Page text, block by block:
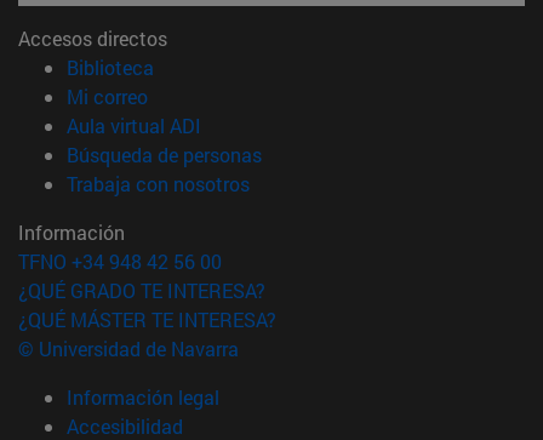
Accesos directos
Biblioteca
Mi correo(abre en nueva ventana)
Aula virtual ADI
Búsqueda de personas(abre en nueva ventana)
Trabaja con nosotros(abre en nueva ventana)
Información
TFNO +34 948 42 56 00
¿QUÉ GRADO TE INTERESA?
¿QUÉ MÁSTER TE INTERESA?
© Universidad de Navarra
Información legal
Accesibilidad